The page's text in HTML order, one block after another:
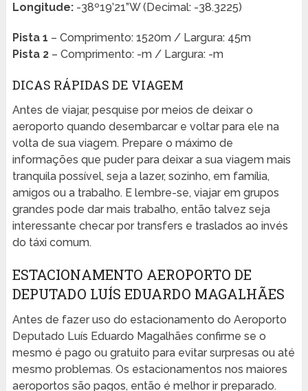
Longitude:-38º19’21”W (Decimal: -38.3225)
Pista 1 – Comprimento: 1520m / Largura: 45m
Pista 2– Comprimento: -m / Largura: -m
DICAS RÁPIDAS DE VIAGEM
Antes de viajar, pesquise por meios de deixar o
aeroporto quando desembarcar e voltar para ele na
volta de sua viagem. Prepare o máximo de
informações que puder para deixar a sua viagem mais
tranquila possível, seja a lazer, sozinho, em família,
amigos ou a trabalho. E lembre-se, viajar em grupos
grandes pode dar mais trabalho, então talvez seja
interessante checar por transfers e traslados ao invés
do táxi comum.
ESTACIONAMENTO AEROPORTO DE
DEPUTADO LUÍS EDUARDO MAGALHÃES
Antes de fazer uso do estacionamento do Aeroporto
Deputado Luís Eduardo Magalhães confirme se o
mesmo é pago ou gratuito para evitar surpresas ou até
mesmo problemas. Os estacionamentos nos maiores
aeroportos são pagos, então é melhor ir preparado.